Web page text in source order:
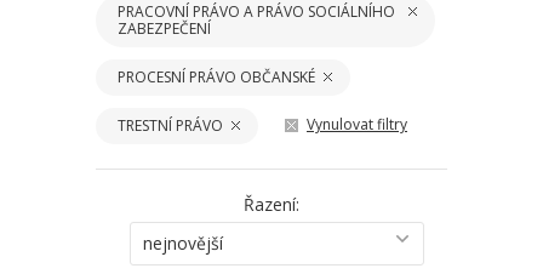
PRACOVNÍ PRÁVO A PRÁVO SOCIÁLNÍHO
ZABEZPEČENÍ
PROCESNÍ PRÁVO OBČANSKÉ
TRESTNÍ PRÁVO Vynulovat filtry
Řazení:
nejnovější